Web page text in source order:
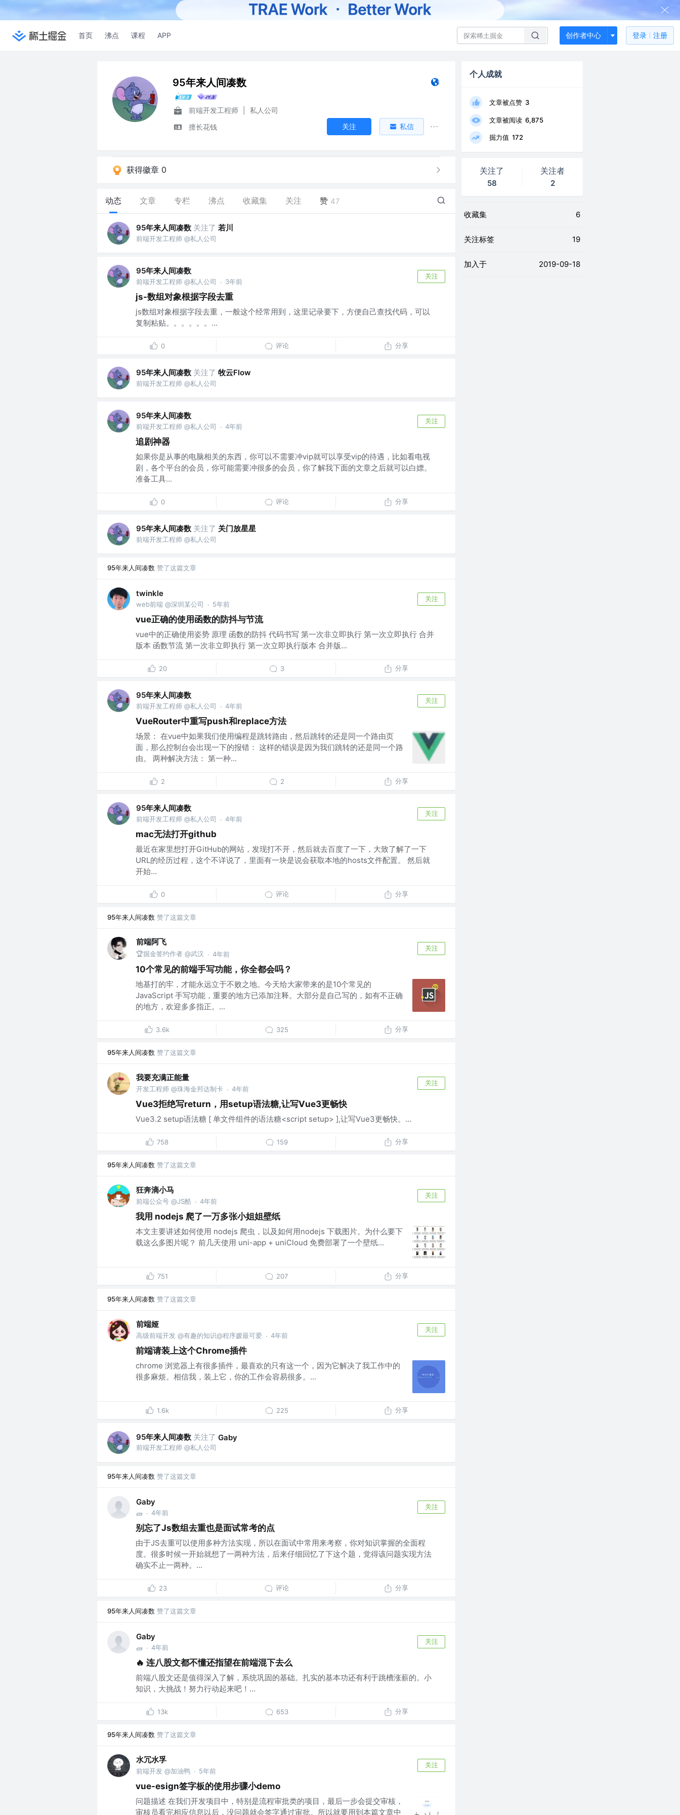
首页 沸点 课程 APP 创作者中心 登录 注册
95年来人间凑数
前端开发工程师
私人公司
擅长花钱
关注 私信
获得徽章 0
动态 文章 专栏 沸点 收藏集 关注 赞 47
95年来人间凑数 关注了 若川
前端开发工程师 @私人公司
95年来人间凑数
前端开发工程师 @私人公司 · 3年前
关注
js-数组对象根据字段去重
js数组对象根据字段去重，一般这个经常用到，这里记录要下，方便自己查找代码，可以
复制粘贴。。。。。。...
0 评论 分享
95年来人间凑数 关注了 牧云Flow
前端开发工程师 @私人公司
95年来人间凑数
前端开发工程师 @私人公司 · 4年前
关注
追剧神器
如果你是从事的电脑相关的东西，你可以不需要冲vip就可以享受vip的待遇，比如看电视
剧，各个平台的会员，你可能需要冲很多的会员，你了解我下面的文章之后就可以白嫖。
准备工具...
0 评论 分享
95年来人间凑数 关注了 关门放星星
前端开发工程师 @私人公司
95年来人间凑数 赞了这篇文章
twinkle
web前端 @深圳某公司 · 5年前
关注
vue正确的使用函数的防抖与节流
vue中的正确使用姿势 原理 函数的防抖 代码书写 第一次非立即执行 第一次立即执行 合并
版本 函数节流 第一次非立即执行 第一次立即执行版本 合并版...
20 3 分享
95年来人间凑数
前端开发工程师 @私人公司 · 4年前
关注
VueRouter中重写push和replace方法
场景： 在vue中如果我们使用编程是跳转路由，然后跳转的还是同一个路由页
面，那么控制台会出现一下的报错： 这样的错误是因为我们跳转的还是同一个路
由。 两种解决方法： 第一种...
2 2 分享
95年来人间凑数
前端开发工程师 @私人公司 · 4年前
关注
mac无法打开github
最近在家里想打开GitHub的网站，发现打不开，然后就去百度了一下，大致了解了一下
URL的经历过程，这个不详说了，里面有一块是说会获取本地的hosts文件配置。 然后就
开始...
0 评论 分享
95年来人间凑数 赞了这篇文章
前端阿飞
🏆掘金签约作者 @武汉 · 4年前
关注
10个常见的前端手写功能，你全都会吗？
地基打的牢，才能永远立于不败之地。今天给大家带来的是10个常见的
JavaScript 手写功能，重要的地方已添加注释。大部分是自己写的，如有不正确
的地方，欢迎多多指正。...
3.6k 325 分享
95年来人间凑数 赞了这篇文章
我要充满正能量
开发工程师 @珠海金邦达制卡 · 4年前
关注
Vue3拒绝写return，用setup语法糖,让写Vue3更畅快
Vue3.2 setup语法糖 [ 单文件组件的语法糖<script setup> ],让写Vue3更畅快。...
758 159 分享
95年来人间凑数 赞了这篇文章
狂奔滴小马
前端公众号 @JS酷 · 4年前
关注
我用 nodejs 爬了一万多张小姐姐壁纸
本文主要讲述如何使用 nodejs 爬虫，以及如何用nodejs 下载图片。为什么要下
载这么多图片呢？ 前几天使用 uni-app + uniCloud 免费部署了一个壁纸...
751 207 分享
95年来人间凑数 赞了这篇文章
前端娅
高级前端开发 @有趣的知识@程序媛最可爱 · 4年前
关注
前端请装上这个Chrome插件
chrome 浏览器上有很多插件，最喜欢的只有这一个，因为它解决了我工作中的
很多麻烦。相信我，装上它，你的工作会容易很多。...
1.6k 225 分享
95年来人间凑数 关注了 Gaby
前端开发工程师 @私人公司
95年来人间凑数 赞了这篇文章
Gaby
🧱 · 4年前
关注
别忘了Js数组去重也是面试常考的点
由于JS去重可以使用多种方法实现，所以在面试中常用来考察，你对知识掌握的全面程
度。很多时候一开始就想了一两种方法，后来仔细回忆了下这个题，觉得该问题实现方法
确实不止一两种。...
23 评论 分享
95年来人间凑数 赞了这篇文章
Gaby
🧱 · 4年前
关注
🔥 连八股文都不懂还指望在前端混下去么
前端八股文还是值得深入了解，系统巩固的基础。扎实的基本功还有利于跳槽涨薪的。小
知识，大挑战！努力行动起来吧！...
13k 653 分享
95年来人间凑数 赞了这篇文章
水冗水孚
前端开发 @加油鸭 · 5年前
关注
vue-esign签字板的使用步骤小demo
问题描述 在我们开发项目中，特别是流程审批类的项目，最后一步会提交审核，
审核员看完相应信息以后，没问题就会签字通过审批。所以就要用到本篇文章中
个人成就
文章被点赞 3
文章被阅读 6,875
掘力值 172
关注了
58
关注者
2
收藏集 6
关注标签 19
加入于 2019-09-18